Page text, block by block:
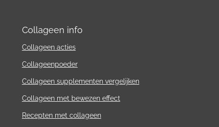
Collageen info
Collageen acties
Collageenpoeder
Collageen supplementen vergelijken
Collageen met bewezen effect
Recepten met collageen